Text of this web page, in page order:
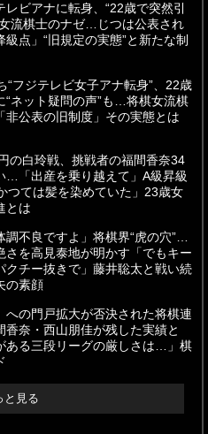
ビアナに転身、“22歳で突然引
流棋士のナゼ…じつは公表され
級点」“旧規定の実態”と新たな制
“フジテレビ女子アナ転身”、22歳
“ネット疑問の声”も…将棋女流棋
非公表の旧制度」その実態とは
の白玲戦、挑戦者の福間香奈34
…「出産を乗り越えて」A級昇級
つては髪を染めていた」23歳女
とは
調不良ですよ」将棋界“虎の穴”…
さを高見泰地が明かす「でもキー
クチー抜きで」藤井聡太と戦い続
の素顔
への門戸拡大が否決された将棋連
奈・西山朋佳が残した実績と
ある三段リーグの厳しさは…」棋
と見る